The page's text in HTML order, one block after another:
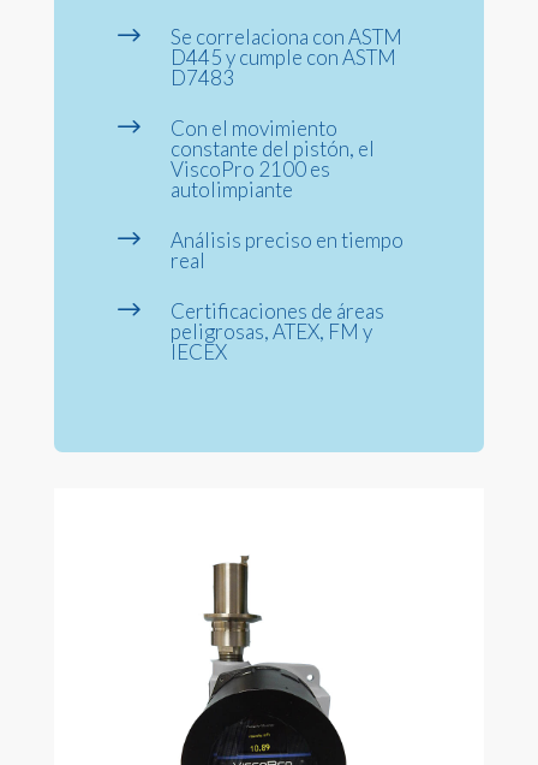
$
Se correlaciona con ASTM
D445 y cumple con ASTM
D7483
$
Con el movimiento
constante del pistón, el
ViscoPro 2100 es
autolimpiante
$
Análisis preciso en tiempo
real
$
Certificaciones de áreas
peligrosas, ATEX, FM y
IECEX